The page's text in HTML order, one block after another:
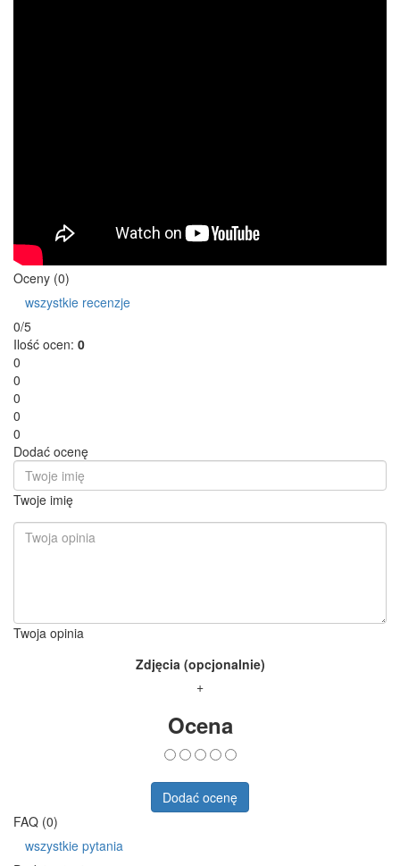
Oceny (0)
wszystkie recenzje
0/5
Ilość ocen: 0
0
0
0
0
0
Dodać ocenę
Twoje imię
Twoja opinia
Zdjęcia (opcjonalnie)
+
Ocena
Dodać ocenę
FAQ (0)
wszystkie pytania